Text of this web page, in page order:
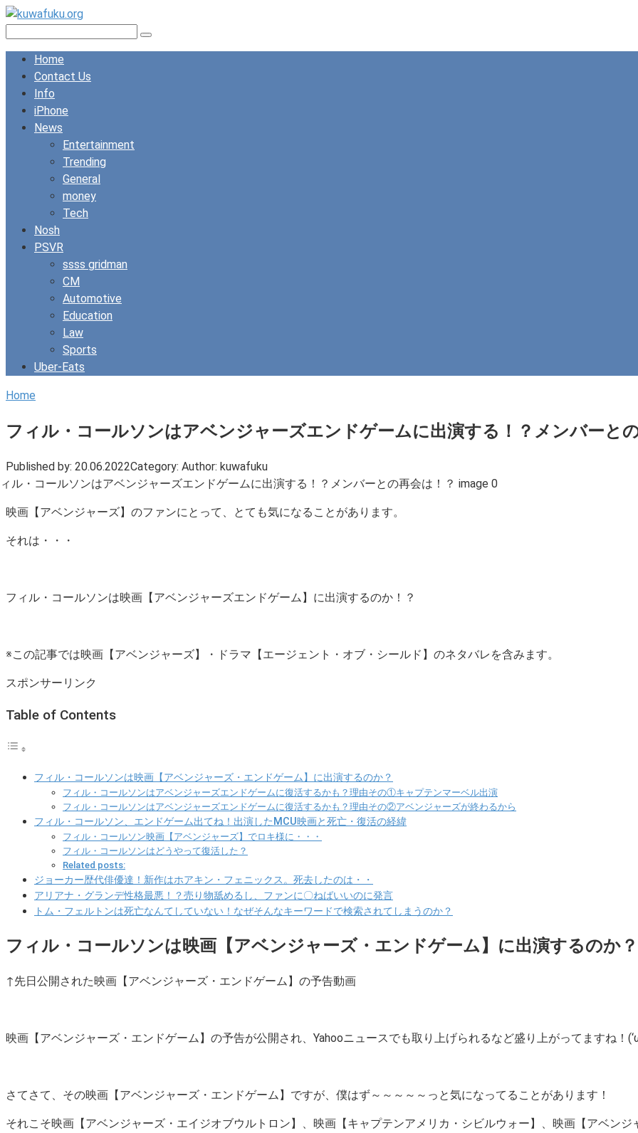
Skip
Home
Contact Us
Info
iPhone
News
Entertainment
Trending
General
money
Tech
Nosh
PSVR
ssss gridman
CM
Automotive
Education
Law
Sports
Uber-Eats
Home
フィル・コールソンはアベンジャーズエンドゲームに出演する！？メンバーと
Published by: 20.06.2022Category: Author: kuwafuku
映画【アベンジャーズ】のファンにとって、とても気になることがあります。
それは・・・
フィル・コールソンは映画【アベンジャーズエンドゲーム】に出演するのか！？
※この記事では映画【アベンジャーズ】・ドラマ【エージェント・オブ・シールド】のネタバレを含みます。
スポンサーリンク
Table of Contents
フィル・コールソンは映画【アベンジャーズ・エンドゲーム】に出演するのか？
フィル・コールソンはアベンジャーズエンドゲームに復活するかも？理由その①キャプテンマーベル出演
フィル・コールソンはアベンジャーズエンドゲームに復活するかも？理由その②アベンジャーズが終わるから
フィル・コールソン、エンドゲーム出てね！出演したMCU映画と死亡・復活の経緯
フィル・コールソン映画【アベンジャーズ】でロキ様に・・・
フィル・コールソンはどうやって復活した？
Related posts:
ジョーカー歴代俳優達！新作はホアキン・フェニックス。死去したのは・・
アリアナ・グランデ性格最悪！？売り物舐めるし、ファンに〇ねばいいのに発言
トム・フェルトンは死亡なんてしていない！なぜそんなキーワードで検索されてしまうのか？
フィル・コールソンは映画【アベンジャーズ・エンドゲーム】に出演するのか？
↑先日公開された映画【アベンジャーズ・エンドゲーム】の予告動画
映画【アベンジャーズ・エンドゲーム】の予告が公開され、Yahooニュースでも取り上げられるなど盛り上がってますね！
さてさて、その映画【アベンジャーズ・エンドゲーム】ですが、僕はず～～～～～っと気になってることがあります！
それこそ映画【アベンジャーズ・エイジオブウルトロン】、映画【キャプテンアメリカ・シビルウォー】、映画【アベン